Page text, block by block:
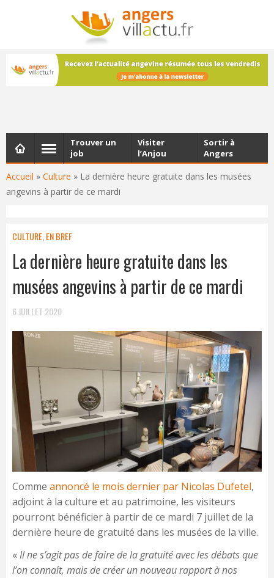
NEWSLETTER
Les dernières actualités d'Angers, chaque vendredi dans
votre boîte e-mail
Accueil » Culture » La dernière heure gratuite dans les musées
angevins à partir de ce mardi
Trouver un
job
Visiter
l’Anjou
Sortir à
Angers
CULTURE EN BREF
La dernière heure gratuite dans les
musées angevins à partir de ce mardi
6 JUILLET 2020
Comme annoncé le mois dernier par Nicolas Dufetel,
adjoint à la culture et au patrimoine, les visiteurs
pourront bénéficier à partir de ce mardi 7 juillet de la
dernière heure de gratuité dans les musées de la ville.
«Il ne s’agit pas de faire de la gratuité avec les débats que
l’on connaît, mais de créer un nouveau rapport à nos